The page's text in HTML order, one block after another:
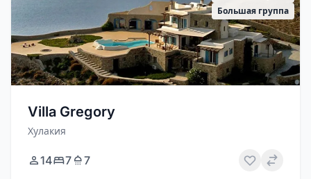
Большая группа
Villa Gregory
Хулакия
14 7 7